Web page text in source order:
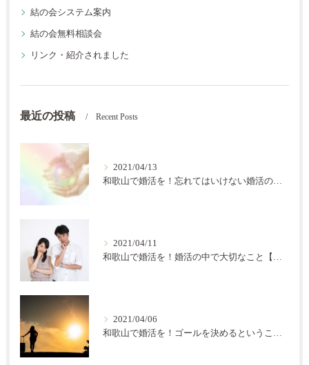
結の会システム案内
結の会無料相談会
リンク・紹介されました
最近の投稿 Recent Posts
2021/04/13
和歌山で婚活を！忘れてはいけない婚活の秘訣【結の会】
2021/04/11
和歌山で婚活を！婚活の中で大切なこと【結の会】
2021/04/06
和歌山で婚活を！ゴールを決めるということ【結の会】